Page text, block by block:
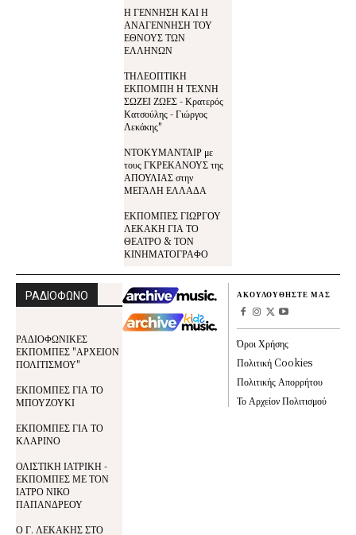
Η ΓΕΝΝΗΣΗ ΚΑΙ Η
ΑΝΑΓΕΝΝΗΣΗ ΤΟΥ
ΕΘΝΟΥΣ ΤΩΝ
ΕΛΛΗΝΩΝ
ΤΗΛΕΟΠΤΙΚΗ
ΕΚΠΟΜΠΗ Η ΤΕΧΝΗ
ΣΩΖΕΙ ΖΩΕΣ - Κρατερός
Κατσούλης - Γιώργος
Λεκάκης"
ΝΤΟΚΥΜΑΝΤΑΙΡ με
τους ΓΚΡΕΚΑΝΟΥΣ της
ΑΠΟΥΛΙΑΣ στην
ΜΕΓΑΛΗ ΕΛΛΑΔΑ
ΕΚΠΟΜΠΕΣ ΓΙΩΡΓΟΥ
ΛΕΚΑΚΗ ΓΙΑ ΤΟ
ΘΕΑΤΡΟ & ΤΟΝ
ΚΙΝΗΜΑΤΟΓΡΑΦΟ
ΡΑΔΙΟΦΩΝΟ
ΡΑΔΙΟΦΩΝΙΚΕΣ
ΕΚΠΟΜΠΕΣ "ΑΡΧΕΙΟΝ
ΠΟΛΙΤΙΣΜΟΥ"
ΕΚΠΟΜΠΕΣ ΓΙΑ ΤΟ
ΜΠΟΥΖΟΥΚΙ
ΕΚΠΟΜΠΕΣ ΓΙΑ ΤΟ
ΚΛΑΡΙΝΟ
ΟΛΙΣΤΙΚΗ ΙΑΤΡΙΚΗ -
ΕΚΠΟΜΠΕΣ ΜΕ ΤΟΝ
ΙΑΤΡΟ ΝΙΚΟ
ΠΑΠΑΝΔΡΕΟΥ
Ο Γ. ΛΕΚΑΚΗΣ ΣΤΟ
ΑΚΟΥΛΟΥΘΗΣΤΕ ΜΑΣ
Όροι Χρήσης
Πολιτική Cookies
Πολιτικής Απορρήτου
Το Αρχείον Πολιτισμού